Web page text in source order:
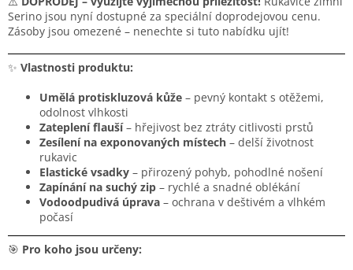
Serino jsou nyní dostupné za speciální doprodejovou cenu.
Zásoby jsou omezené – nenechte si tuto nabídku ujít!
✨ Vlastnosti produktu:
Umělá protiskluzová kůže – pevný kontakt s otěžemi,
odolnost vlhkosti
Zateplení flauší – hřejivost bez ztráty citlivosti prstů
Zesílení na exponovaných místech – delší životnost
rukavic
Elastické vsadky – přirozený pohyb, pohodlné nošení
Zapínání na suchý zip – rychlé a snadné oblékání
Vodoodpudivá úprava – ochrana v deštivém a vlhkém
počasí
🎯 Pro koho jsou určeny: